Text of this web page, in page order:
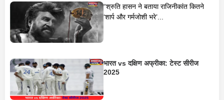
“श्रुति हासन ने बताया राजिनीकांत कितने
‘शार्प और गर्मजोशी भरे’...
भारत vs दक्षिण अफ्रीका: टेस्ट सीरीज
2025